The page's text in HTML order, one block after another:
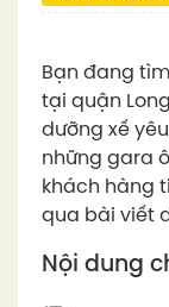
Bạn đang
tại quận
dưỡng xế
những gara
khách hàng
qua bài viết
Nội dung